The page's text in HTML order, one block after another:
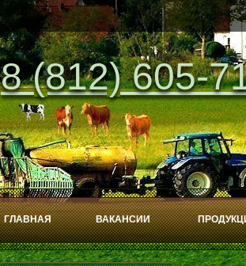
8 (812) 605-
ГЛАВНАЯ ВАКАНСИИ